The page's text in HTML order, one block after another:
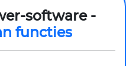
software -
functies